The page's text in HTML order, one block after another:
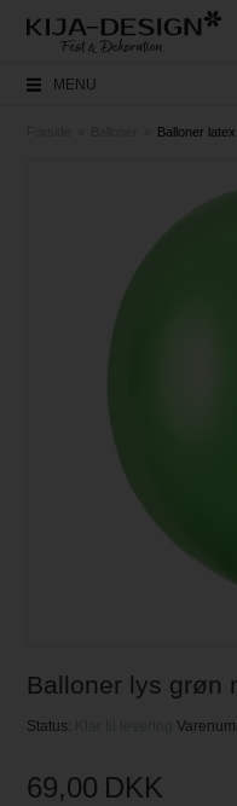
MENU
Balloner latex
Balloner lys grøn
Status: Klar til levering
69,00 DKK